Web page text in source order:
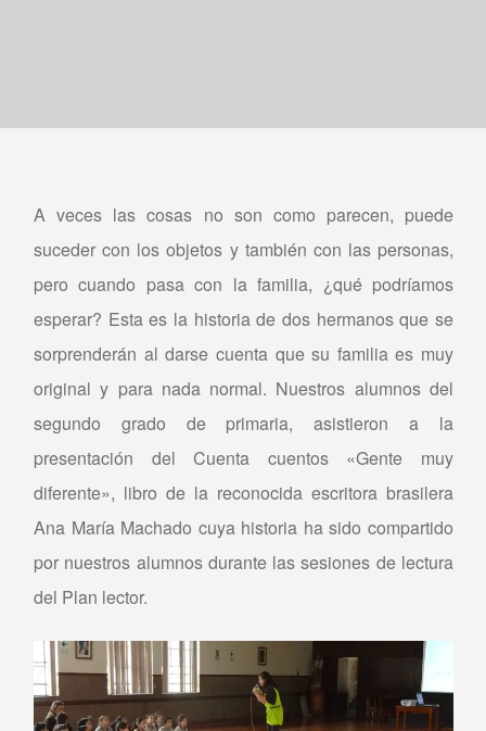
A veces las cosas no son como parecen, puede
suceder con los objetos y también con las personas,
pero cuando pasa con la familia, ¿qué podríamos
esperar? Esta es la historia de dos hermanos que se
sorprenderán al darse cuenta que su familia es muy
original y para nada normal. Nuestros alumnos del
segundo grado de primaria, asistieron a la
presentación del Cuenta cuentos «Gente muy
diferente», libro de la reconocida escritora brasilera
Ana María Machado cuya historia ha sido compartido
por nuestros alumnos durante las sesiones de lectura
del Plan lector.